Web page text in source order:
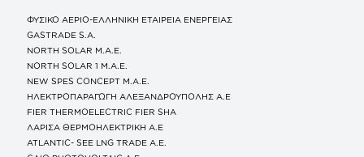
ΦΥΣΙΚΟ ΑΕΡΙΟ-ΕΛΛΗΝΙΚΗ ΕΤΑΙΡΕΙΑ ΕΝΕΡΓΕΙΑΣ
GASTRADE S.A.
NORTH SOLAR M.Α.Ε.
NORTH SOLAR 1 M.Α.Ε.
NEW SPES CONCEPT Μ.Α.Ε.
ΗΛΕΚΤΡΟΠΑΡΑΓΩΓΗ ΑΛΕΞΑΝΔΡΟΥΠΟΛΗΣ A.E
FIER THERMOELECTRIC FIER SHA
ΛΑΡΙΣΑ ΘΕΡΜΟΗΛΕΚΤΡΙΚΗ A.E
ATLANTIC- SEE LNG TRADE A.E.